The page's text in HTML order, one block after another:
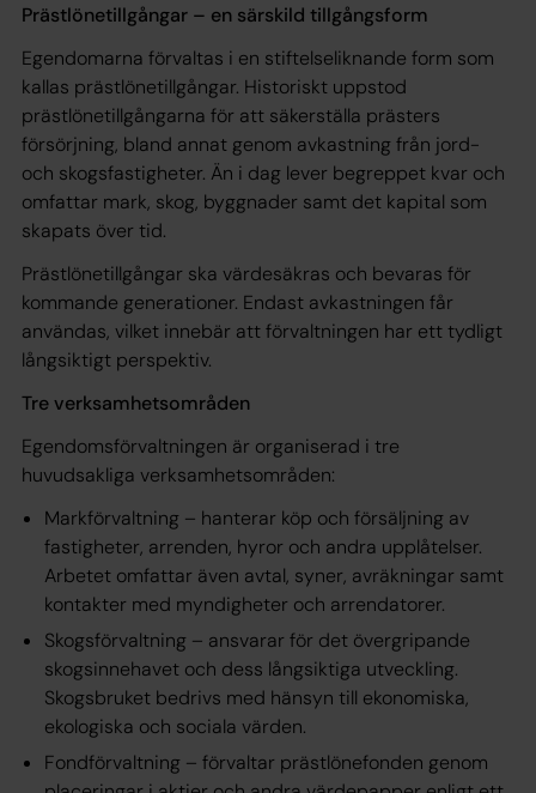
Prästlönetillgångar – en särskild tillgångsform
Egendomarna förvaltas i en stiftelseliknande form som
kallas prästlönetillgångar. Historiskt uppstod
prästlönetillgångarna för att säkerställa prästers
försörjning, bland annat genom avkastning från jord-
och skogsfastigheter. Än i dag lever begreppet kvar och
omfattar mark, skog, byggnader samt det kapital som
skapats över tid.
Prästlönetillgångar ska värdesäkras och bevaras för
kommande generationer. Endast avkastningen får
användas, vilket innebär att förvaltningen har ett tydligt
långsiktigt perspektiv.
Tre verksamhetsområden
Egendomsförvaltningen är organiserad i tre
huvudsakliga verksamhetsområden:
Markförvaltning – hanterar köp och försäljning av
fastigheter, arrenden, hyror och andra upplåtelser.
Arbetet omfattar även avtal, syner, avräkningar samt
kontakter med myndigheter och arrendatorer.
Skogsförvaltning – ansvarar för det övergripande
skogsinnehavet och dess långsiktiga utveckling.
Skogsbruket bedrivs med hänsyn till ekonomiska,
ekologiska och sociala värden.
Fondförvaltning – förvaltar prästlönefonden genom